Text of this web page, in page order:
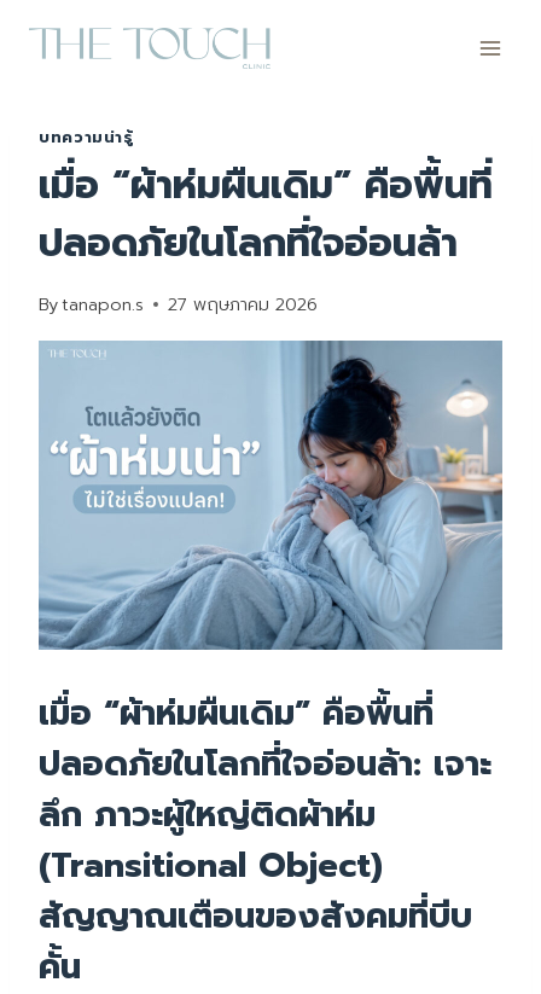
บทความน่ารู้
เมื่อ “ผ้าห่มผืนเดิม” คือพื้นที่
ปลอดภัยในโลกที่ใจอ่อนล้า
Bytanapon.s 27 พฤษภาคม 2026
เมื่อ “ผ้าห่มผืนเดิม” คือพื้นที่
ปลอดภัยในโลกที่ใจอ่อนล้า: เจาะ
ลึก ภาวะผู้ใหญ่ติดผ้าห่ม
(Transitional Object)
สัญญาณเตือนของสังคมที่บีบ
คั้น